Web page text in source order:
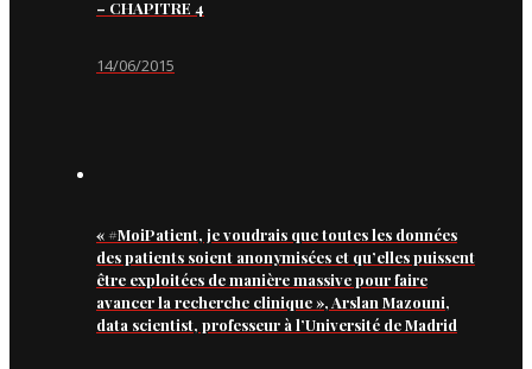
– CHAPITRE 4
14/06/2015
« #MoiPatient, je voudrais que toutes les données
des patients soient anonymisées et qu’elles puissent
être exploitées de manière massive pour faire
avancer la recherche clinique », Arslan Mazouni,
data scientist, professeur à l’Université de Madrid